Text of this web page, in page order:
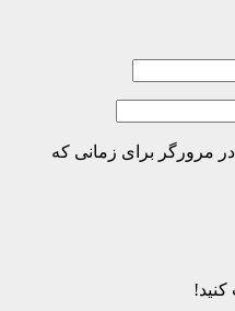
مرورگر برای زمانی که
کنید!